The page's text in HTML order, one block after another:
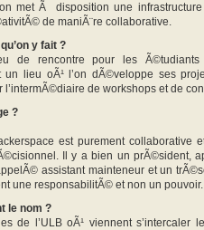
met Ã disposition une
de maniÃ¨re collaborative.
y fait ?
de rencontre pour les
un lieu oÃ¹ l’on dÃ©veloppe ses
l’intermÃ©diaire de workshops et de
?
est purement collaborative
Il y a bien un prÃ©sident,
assistant mainteneur et un
une responsabilitÃ© et non un pouvoir.
le nom ?
de l’ULB oÃ¹ viennent s’intercaler